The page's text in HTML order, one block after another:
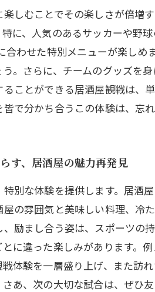
しむことでその楽しさが倍増
に、人気のあるサッカーや野
合わせた特別メニューが楽し
。さらに、チームのグッズを
ことができる居酒屋観戦は、
で分かち合うこの体験は、忘
す、居酒屋の魅力再発見
別な体験を提供します。居酒
の雰囲気と美味しい料理、冷
励まし合う姿は、スポーツの
に違った楽しみがあります。
体験を一層盛り上げ、また訪
あ、次の大切な試合は、ぜひ